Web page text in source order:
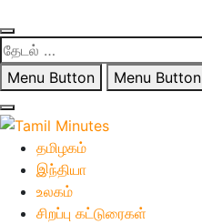
தேடல்
…Menu Button Menu Button
தமிழகம்
இந்தியா
உலகம்
சிறப்பு கட்டுரைகள்